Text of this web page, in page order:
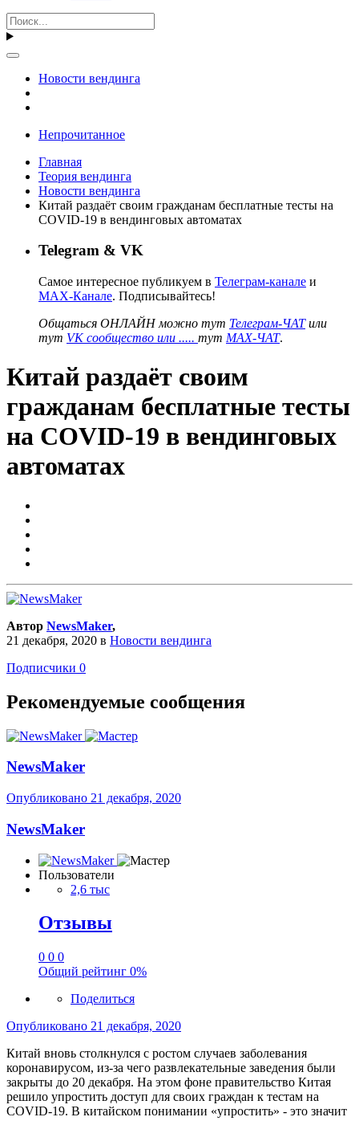
Новости вендинга
Непрочитанное
Главная
Теория вендинга
Новости вендинга
Китай раздаёт своим гражданам бесплатные тесты на
COVID-19 в вендинговых автоматах
Telegram & VK
Самое интересное публикуем в Телеграм-канале и
MAX-Канале. Подписывайтесь!
Общаться ОНЛАЙН можно тут Телеграм-ЧАТили
тут VK сообщество или ..... тут MAX-ЧАТ.
Китай раздаёт своим
гражданам бесплатные тесты
на COVID-19 в вендинговых
автоматах
Автор NewsMaker,
21 декабря, 2020 в Новости вендинга
Подписчики 0
Рекомендуемые сообщения
NewsMaker
Опубликовано 21 декабря, 2020
NewsMaker
Пользователи
2,6 тыс
Отзывы
0 0 0
Общий рейтинг 0%
Поделиться
Опубликовано 21 декабря, 2020
Китай вновь столкнулся с ростом случаев заболевания
коронавирусом, из-за чего развлекательные заведения были
закрыты до 20 декабря. На этом фоне правительство Китая
решило упростить доступ для своих граждан к тестам на
COVID-19. В китайском понимании «упростить» - это значит